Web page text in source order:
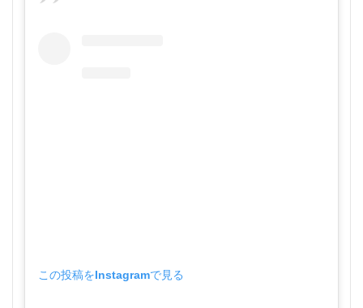
この投稿をInstagramで見る